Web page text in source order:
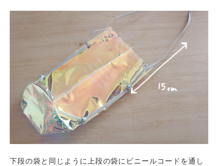
下段の袋と同じように 上段の袋に ビニールコード を通し